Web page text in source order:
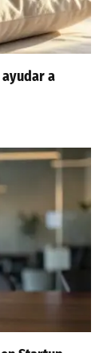
a